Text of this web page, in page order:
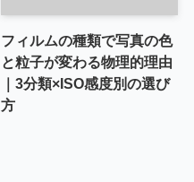
フィルムの種類で写真の色
と粒子が変わる物理的理由
｜3分類×ISO感度別の選び
方